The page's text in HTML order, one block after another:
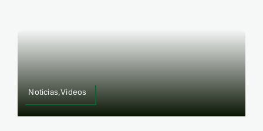
Noticias,Videos